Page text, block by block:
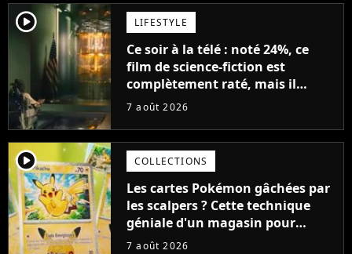
player2 LIFESTYLE
Ce soir à la télé : noté 24%, ce
film de science-fiction est
complètement raté, mais il
aurait pu être encore pire à
7 août 2026
player2 COLLECTIONS
Les cartes Pokémon gâchées par
les scalpers ? Cette technique
géniale d'un magasin pour
ruiner les revendeurs
7 août 2026